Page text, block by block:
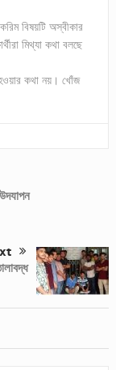
বিষয়টি অস্বীকার
মিথ্যা কথা বলছে
কথা নয়। খোঁজ